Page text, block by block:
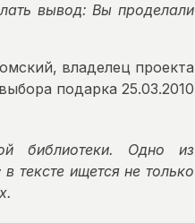
вывод: Вы проделали
владелец проекта
подарка 25.03.2010
библиотеки. Одно из
тексте ищется не только